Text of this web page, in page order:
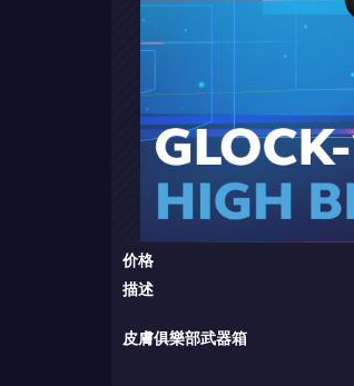
价格
描述
皮膚俱樂部武器箱